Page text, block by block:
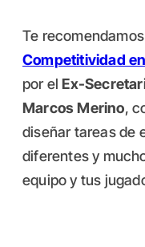
Te
Competitividad
por elEx-
Marcos Merino,
diseñar tareas de
diferentes y
equipo y tus